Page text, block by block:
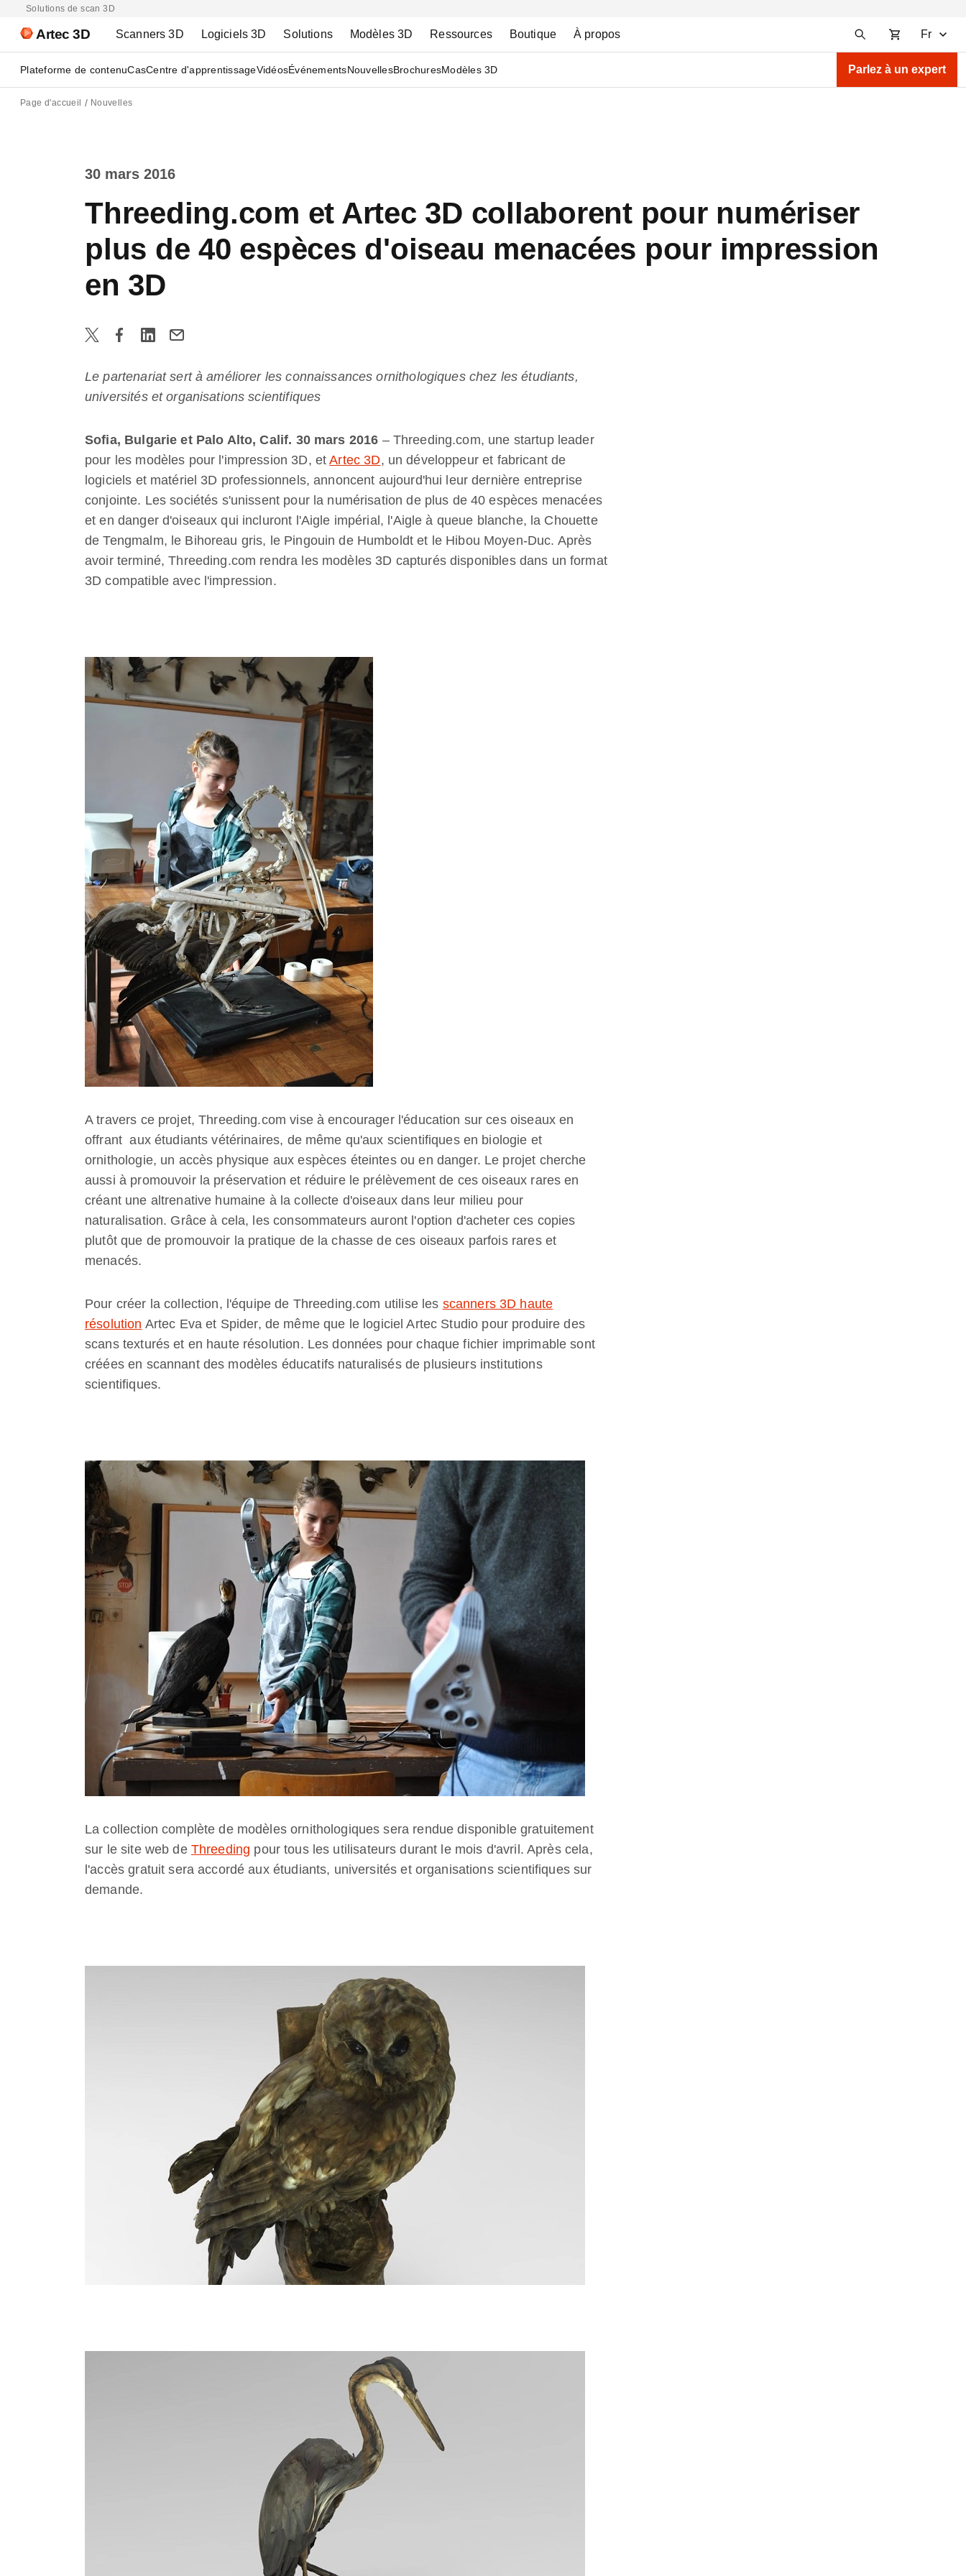
Solutions de scan 3D
Artec 3D Scanners 3D Logiciels 3D Solutions Modèles 3D Ressources Boutique À propos Fr
Plateforme de contenuCasCentre d'apprentissageVidéosÉvénementsNouvellesBrochuresModèles 3D Parlez à un expert
Page d'accueil Nouvelles
30 mars 2016
Threeding.com et Artec 3D collaborent pour numériser
plus de 40 espèces d'oiseau menacées pour impression
en 3D
Le partenariat sert à améliorer les connaissances ornithologiques chez les étudiants,
universités et organisations scientifiques
Sofia, Bulgarie et Palo Alto, Calif. 30 mars 2016 – Threeding.com, une startup leader
pour les modèles pour l'impression 3D, etArtec 3D, un développeur et fabricant de
logiciels et matériel 3D professionnels, annoncent aujourd'hui leur dernière entreprise
conjointe. Les sociétés s'unissent pour la numérisation de plus de 40 espèces menacées
et en danger d'oiseaux qui incluront l'Aigle impérial, l'Aigle à queue blanche, la Chouette
de Tengmalm, le Bihoreau gris, le Pingouin de Humboldt et le Hibou Moyen-Duc. Après
avoir terminé, Threeding.com rendra les modèles 3D capturés disponibles dans un format
3D compatible avec l'impression.
A travers ce projet, Threeding.com vise à encourager l'éducation sur ces oiseaux en
offrant aux étudiants vétérinaires, de même qu'aux scientifiques en biologie et
ornithologie, un accès physique aux espèces éteintes ou en danger. Le projet cherche
aussi à promouvoir la préservation et réduire le prélèvement de ces oiseaux rares en
créant une altrenative humaine à la collecte d'oiseaux dans leur milieu pour
naturalisation. Grâce à cela, les consommateurs auront l'option d'acheter ces copies
plutôt que de promouvoir la pratique de la chasse de ces oiseaux parfois rares et
menacés.
Pour créer la collection, l'équipe de Threeding.com utilise les scanners 3D haute
résolution Artec Eva et Spider, de même que le logiciel Artec Studio pour produire des
scans texturés et en haute résolution. Les données pour chaque fichier imprimable sont
créées en scannant des modèles éducatifs naturalisés de plusieurs institutions
scientifiques.
La collection complète de modèles ornithologiques sera rendue disponible gratuitement
sur le site web de Threeding pour tous les utilisateurs durant le mois d'avril. Après cela,
l'accès gratuit sera accordé aux étudiants, universités et organisations scientifiques sur
demande.